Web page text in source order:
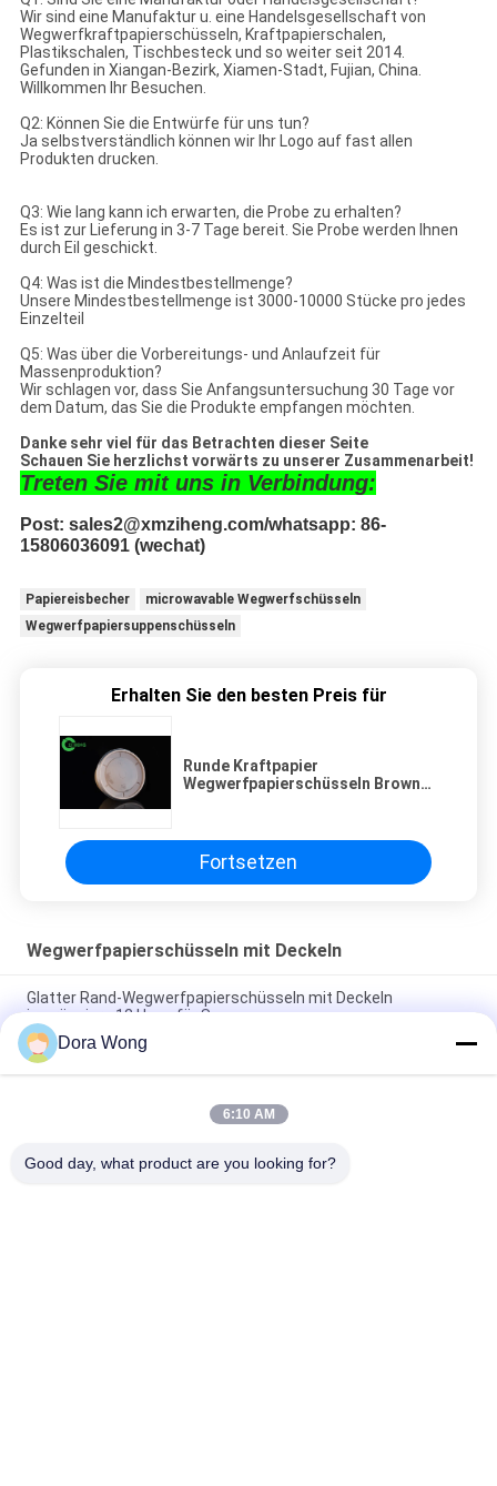
Wir sind eine Manufaktur u. eine Handelsgesellschaft von
Wegwerfkraftpapierschüsseln, Kraftpapierschalen,
Plastikschalen, Tischbesteck und so weiter seit 2014.
Gefunden in Xiangan-Bezirk, Xiamen-Stadt, Fujian, China.
Willkommen Ihr Besuchen.
Q2: Können Sie die Entwürfe für uns tun?
Ja selbstverständlich können wir Ihr Logo auf fast allen
Produkten drucken.
Q3: Wie lang kann ich erwarten, die Probe zu erhalten?
Es ist zur Lieferung in 3-7 Tage bereit. Sie Probe werden Ihnen
durch Eil geschickt.
Q4: Was ist die Mindestbestellmenge?
Unsere Mindestbestellmenge ist 3000-10000 Stücke pro jedes
Einzelteil
Q5: Was über die Vorbereitungs- und Anlaufzeit für
Massenproduktion?
Wir schlagen vor, dass Sie Anfangsuntersuchung 30 Tage vor
dem Datum, das Sie die Produkte empfangen möchten.
Danke sehr viel für das Betrachten dieser Seite
Schauen Sie herzlichst vorwärts zu unserer Zusammenarbeit!
Treten Sie mit uns in Verbindung:
Post: sales2@xmziheng.com/whatsapp: 86-
15806036091 (wechat)
Papiereisbecher
microwavable Wegwerfschüsseln
Wegwerfpapiersuppenschüsseln
Erhalten Sie den besten Preis für
Runde Kraftpapier
Wegwerfpapierschüsseln Browns
Fortsetzen
Wegwerfpapierschüsseln mit Deckeln
Glatter Rand-Wegwerfpapierschüsseln mit Deckeln
imprägniern 12 Unze für Suppe
Biologisch abbaubare Wegwerfpapierschüsseln mit Deckeln
imprägniern 1100 ml für Salat
Fett-beständige Wegwerfsalat-Behälter, 36-Unze-
Dora Wong
6:10 AM
Good day, what product are you looking for?